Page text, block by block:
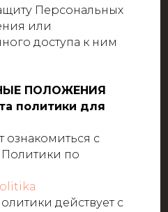
Персональных
или
доступа к ним
ПОЛОЖЕНИЯ
политики для
ознакомиться с
по
действует с